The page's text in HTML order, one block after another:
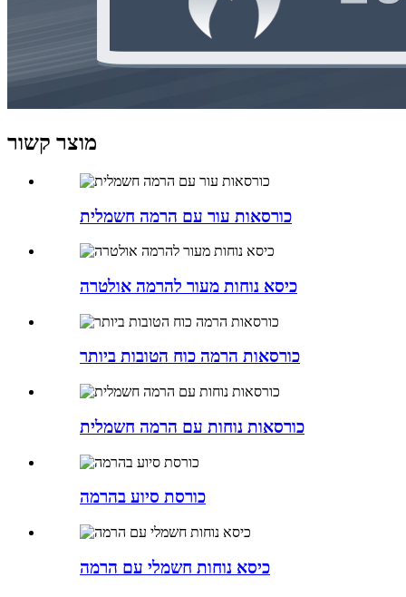
מוצר קשור
כורסאות עור עם הרמה חשמלית
כיסא נוחות מעור להרמה אולטרה
כורסאות הרמה כוח הטובות ביותר
כורסאות נוחות עם הרמה חשמלית
כורסת סיוע בהרמה
כיסא נוחות חשמלי עם הרמה